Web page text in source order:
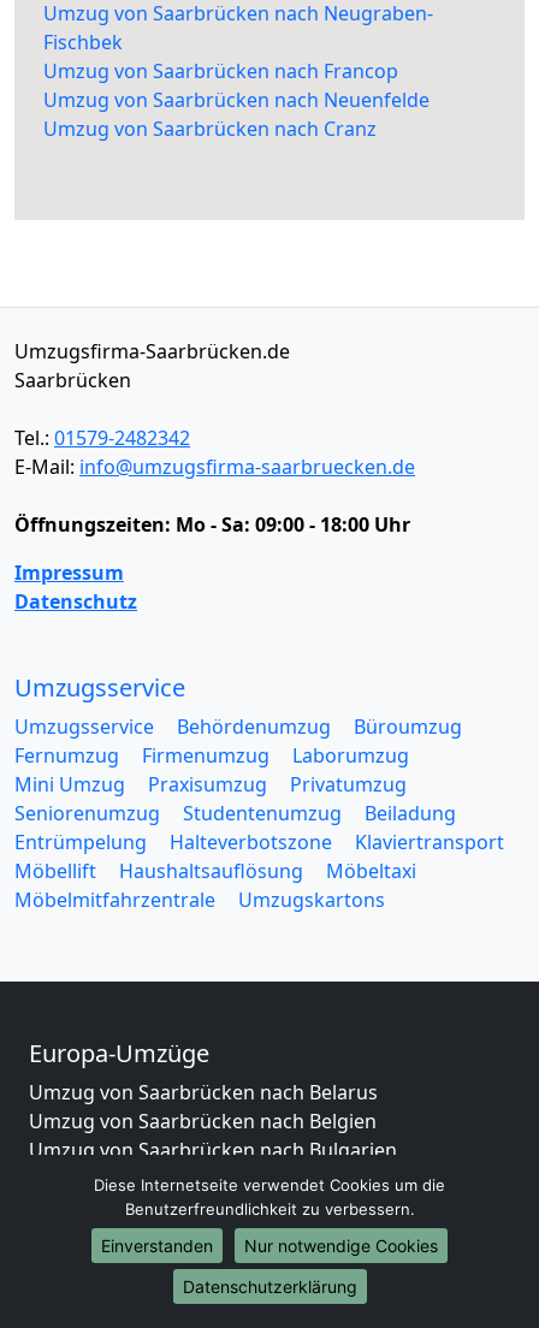
Umzug von Saarbrücken nach Neugraben-
Fischbek
Umzug von Saarbrücken nach Francop
Umzug von Saarbrücken nach Neuenfelde
Umzug von Saarbrücken nach Cranz
Umzugsfirma-Saarbrücken.de
Saarbrücken
Tel.: 01579-2482342
E-Mail: info@umzugsfirma-saarbruecken.de
Öffnungszeiten: Mo - Sa: 09:00 - 18:00 Uhr
Impressum
Datenschutz
Umzugsservice
Umzugsservice Behördenumzug
Büroumzug
Fernumzug
Firmenumzug
Laborumzug
Mini Umzug
Praxisumzug
Privatumzug
Seniorenumzug
Studentenumzug
Beiladung
Entrümpelung
Halteverbotszone
Klaviertransport
Möbellift
Haushaltsauflösung
Möbeltaxi
Möbelmitfahrzentrale
Umzugskartons
Europa-Umzüge
Umzug von Saarbrücken nach Belarus
Umzug von Saarbrücken nach Belgien
Umzug von Saarbrücken nach Bulgarien
Umzug von Saarbrücken nach Dänemark
Umzug von Saarbrücken nach England
Umzug von Saarbrücken nach Portugal
Umzug von Saarbrücken nach Bosnien
und Herzegowina
Diese Internetseite verwendet Cookies um die
Benutzerfreundlichkeit zu verbessern.
Einverstanden
Nur notwendige Cookies
Datenschutzerklärung